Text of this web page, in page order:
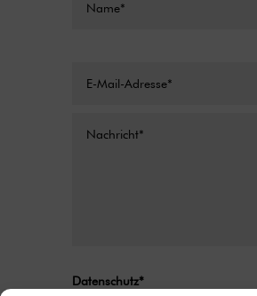
Datenschutz*